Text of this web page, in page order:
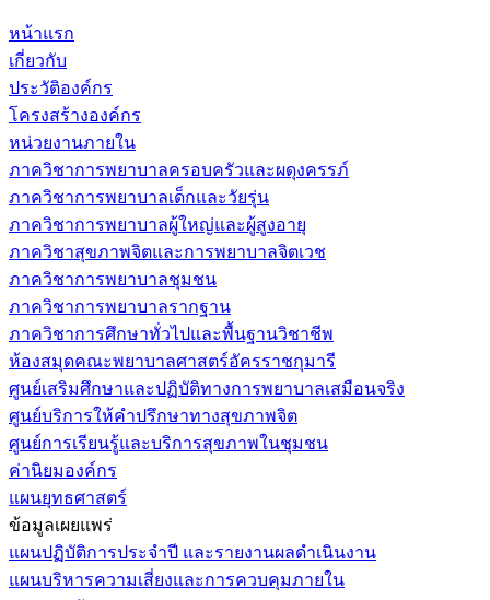
หน้าแรก
เกี่ยวกับ
ประวัติองค์กร
โครงสร้างองค์กร
หน่วยงานภายใน
ภาควิชาการพยาบาลครอบครัวและผดุงครรภ์
ภาควิชาการพยาบาลเด็กและวัยรุ่น
ภาควิชาการพยาบาลผู้ใหญ่และผู้สูงอายุ
ภาควิชาสุขภาพจิตและการพยาบาลจิตเวช
ภาควิชาการพยาบาลชุมชน
ภาควิชาการพยาบาลรากฐาน
ภาควิชาการศึกษาทั่วไปและพื้นฐานวิชาชีพ
ห้องสมุดคณะพยาบาลศาสตร์อัครราชกุมารี
ศูนย์เสริมศึกษาและปฏิบัติทางการพยาบาลเสมือนจริง
ศูนย์บริการให้คำปรึกษาทางสุขภาพจิต
ศูนย์การเรียนรู้และบริการสุขภาพในชุมชน
ค่านิยมองค์กร
แผนยุทธศาสตร์
ข้อมูลเผยแพร่
แผนปฏิบัติการประจำปี และรายงานผลดำเนินงาน
แผนบริหารความเสี่ยงและการควบคุมภายใน